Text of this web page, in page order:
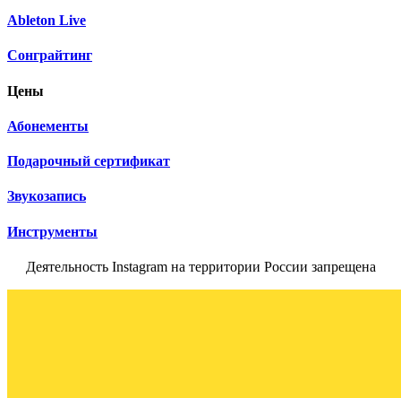
Ableton Live
Сонграйтинг
Цены
Абонементы
Подарочный сертификат
Звукозапись
Инструменты
Деятельность Instagram на территории России запрещена